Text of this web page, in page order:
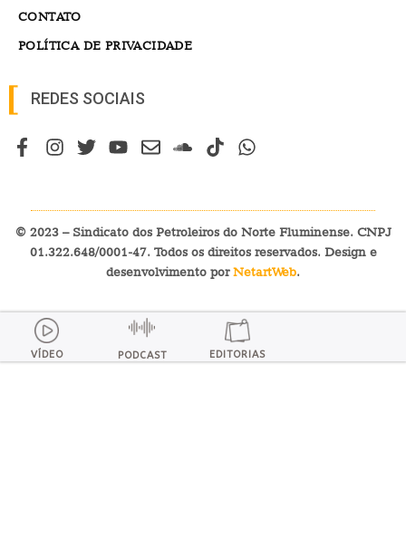
CONTATO
POLÍTICA DE PRIVACIDADE
REDES SOCIAIS
© 2023 – Sindicato dos Petroleiros do Norte Fluminense. CNPJ
01.322.648/0001-47. Todos os direitos reservados. Design e
desenvolvimento porNetartWeb.
VÍDEO PODCAST EDITORIAS